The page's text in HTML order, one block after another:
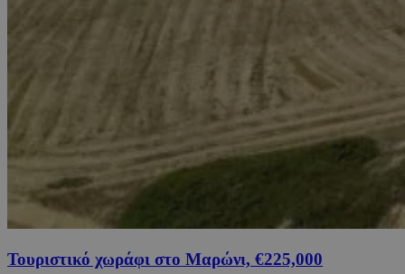
Τουριστικό χωράφι στο Μαρώνι, €225,000